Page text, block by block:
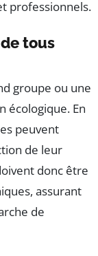
professionnels.
tous
groupe ou une
écologique. En
peuvent
de leur
donc être
assurant
de